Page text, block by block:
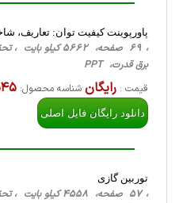
پاورپوینت کیفیت توان: تعاریف،
، 69 صفحه، 5662
برق قدرت، PPT
قیمت : رایگانشناسه محصول:
دانلود رایگان فایل اصلی
توربین گازی
، 57 صفحه، 4558